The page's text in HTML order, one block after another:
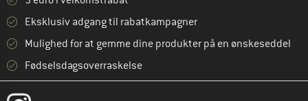
Eksklusiv adgang til rabatkampagner
Mulighed for at gemme dine produkter på en ønskeseddel
Fødselsdagsoverraskelse